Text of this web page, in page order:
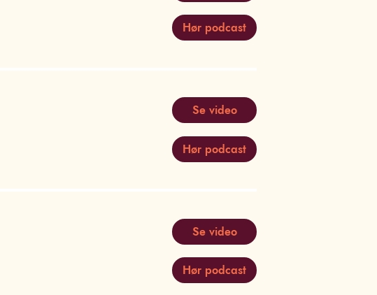
Hør podcast
Se video
Hør podcast
Se video
Hør podcast